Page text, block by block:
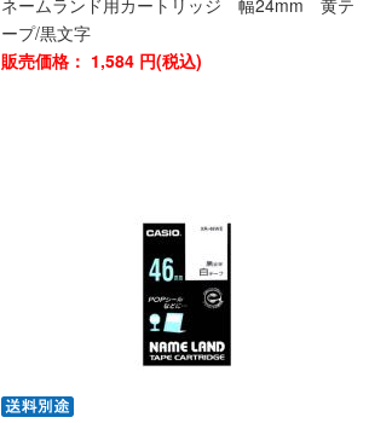
ネームランド用カートリッジ 幅24mm 黄テ
ープ/黒文字
販売価格： 1,584 円(税込)